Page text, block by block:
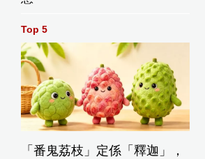
Top 5
「番鬼荔枝」定係「釋迦」，